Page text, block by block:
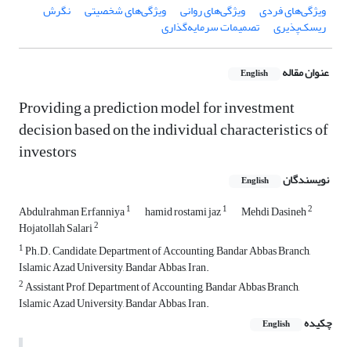
ویژگی‌های فردی
ویژگی‌های روانی ویژگی‌های شخصیتی نگرش
ریسک‌پذیری تصمیمات سرمایه‌گذاری
عنوان مقاله English
Providing a prediction model for investment
decision based on the individual characteristics of
investors
نویسندگان English
Abdulrahman Erfanniya1 hamid rostami jaz1 Mehdi Dasineh2
Hojatollah Salari2
1Ph.D. Candidate, Department of Accounting, Bandar Abbas Branch,
Islamic Azad University, Bandar Abbas, Iran.
2Assistant Prof, Department of Accounting, Bandar Abbas Branch,
Islamic Azad University, Bandar Abbas, Iran.
چکیده
English